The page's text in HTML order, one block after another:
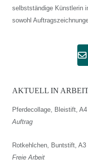
selbstständige Künstlerin
sowohl
AKTUELL IN
Pferdecollage, Bleistift, A4
Auftrag
Rotkehlchen, Buntstift, A3
Freie Arbeit